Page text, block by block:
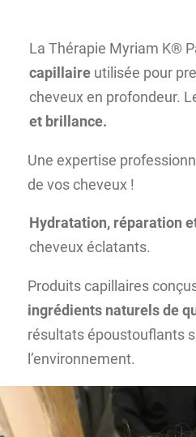
La Thérapie Myriam K®
capillaire utilisée pour
cheveux en profondeur.
et brillance.
Une expertise
de vos cheveux !
Hydratation, réparation
cheveux éclatants.
Produits capillaires
ingrédients naturels de
résultats époustouflants
l’environnement.